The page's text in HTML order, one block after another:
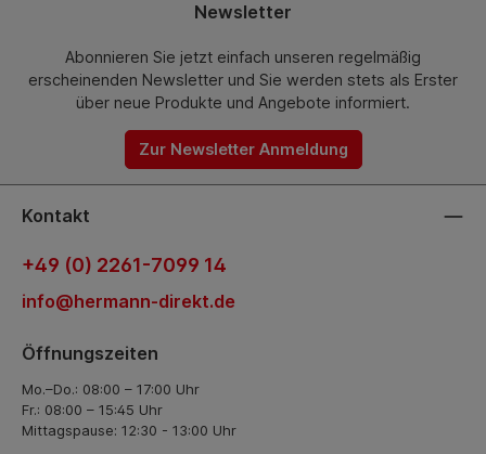
Newsletter
Abonnieren Sie jetzt einfach unseren regelmäßig
erscheinenden Newsletter und Sie werden stets als Erster
über neue Produkte und Angebote informiert.
Zur Newsletter Anmeldung
Kontakt
+49 (0) 2261-7099 14
info@hermann-direkt.de
Öffnungszeiten
Mo.–Do.: 08:00 – 17:00 Uhr
Fr.: 08:00 – 15:45 Uhr
Mittagspause: 12:30 - 13:00 Uhr